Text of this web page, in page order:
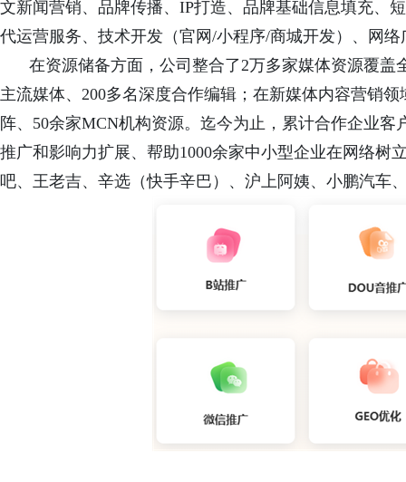
文新闻营销、品牌传播、IP打造、品牌基础信息填充、
代运营服务、技术开发（官网/小程序/商城开发）、网
在资源储备方面，公司整合了2万多家媒体资源覆盖
主流媒体、200多名深度合作编辑；在新媒体内容营销
阵、50余家MCN机构资源。迄今为止，累计合作企业
推广和影响力扩展、帮助1000余家中小型企业在网络树
吧、王老吉、辛选（快手辛巴）、沪上阿姨、小鹏汽车